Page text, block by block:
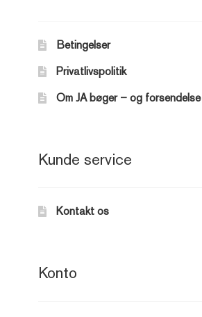
Betingelser
Privatlivspolitik
Om JA bøger – og forsendelse
Kunde service
Kontakt os
Konto